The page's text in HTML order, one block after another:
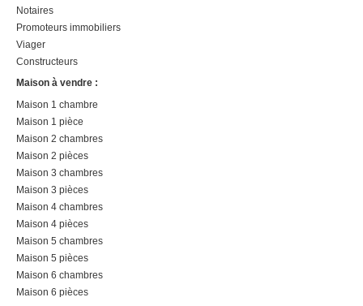
Notaires
Promoteurs immobiliers
Viager
Constructeurs
Maison à vendre :
Maison 1 chambre
Maison 1 pièce
Maison 2 chambres
Maison 2 pièces
Maison 3 chambres
Maison 3 pièces
Maison 4 chambres
Maison 4 pièces
Maison 5 chambres
Maison 5 pièces
Maison 6 chambres
Maison 6 pièces